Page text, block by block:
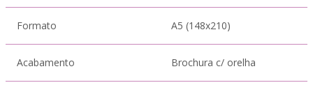
Formato A5 (148x210)
Acabamento Brochura c/ orelha